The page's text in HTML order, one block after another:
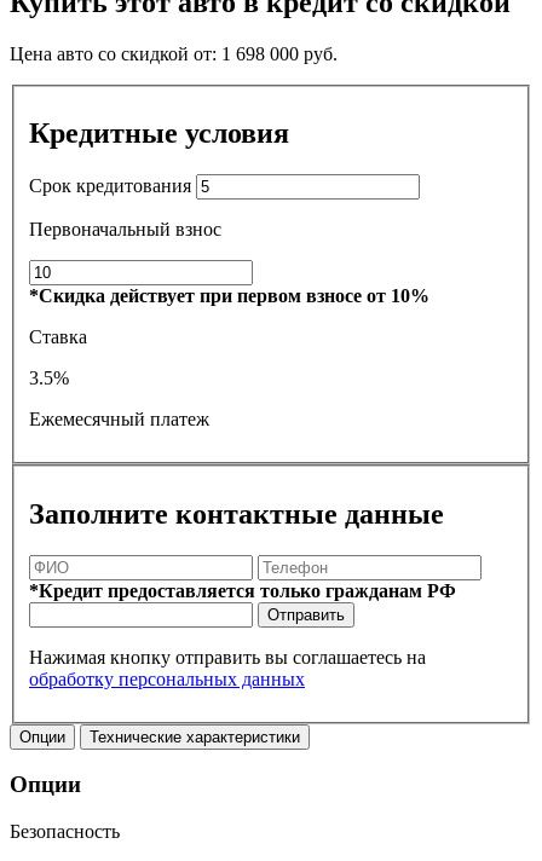
Цена авто со скидкой от: 1 698 000 руб.
Кредитные условия
Срок кредитования
Первоначальный взнос
*Скидка действует при первом взносе от 10%
Ставка
3.5%
Ежемесячный платеж
Заполните контактные данные
*Кредит предоставляется только гражданам РФ
Отправить
Нажимая кнопку отправить вы соглашаетесь на
обработку персональных данных
Опции Технические характеристики
Опции
Безопасность